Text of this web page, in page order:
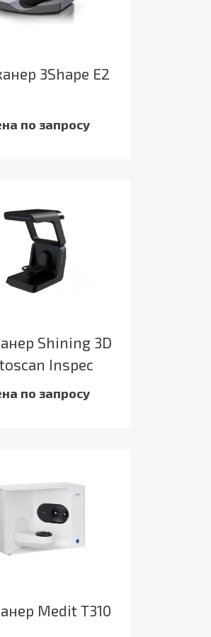
3Shape E2
по запросу
Shining 3D
Inspec
по запросу
Medit T310